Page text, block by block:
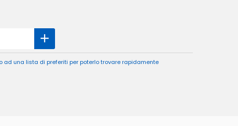
ad una lista di preferiti per poterlo trovare rapidamente